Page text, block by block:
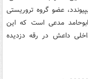
عضو گروه تروریستی
مدعی است که این
داعش در رقه دزدیده